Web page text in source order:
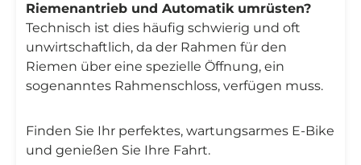
Riemenantrieb und Automatik umrüsten?
Technisch ist dies häufig schwierig und oft
unwirtschaftlich, da der Rahmen für den
Riemen über eine spezielle Öffnung, ein
sogenanntes Rahmenschloss, verfügen muss.
Finden Sie Ihr perfektes, wartungsarmes E-Bike
und genießen Sie Ihre Fahrt.